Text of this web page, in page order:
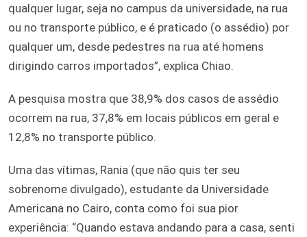
qualquer lugar, seja no campus da universidade, na rua
ou no transporte público, e é praticado (o assédio) por
qualquer um, desde pedestres na rua até homens
dirigindo carros importados”, explica Chiao.
A pesquisa mostra que 38,9% dos casos de assédio
ocorrem na rua, 37,8% em locais públicos em geral e
12,8% no transporte público.
Uma das vítimas, Rania (que não quis ter seu
sobrenome divulgado), estudante da Universidade
Americana no Cairo, conta como foi sua pior
experiência: “Quando estava andando para a casa, senti